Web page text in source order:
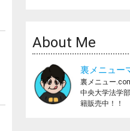
About Me
裏メニュー
裏メニュー
中央大学法学
籍販売中！！